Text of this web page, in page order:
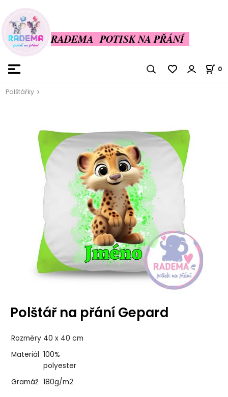
RADEMA POTISK NA PŘÁNÍ
0
Polštářky
Polštář na přání Gepard
Rozměry 40 x 40 cm
Materiál 100%
polyester
Gramáž 180g/m2